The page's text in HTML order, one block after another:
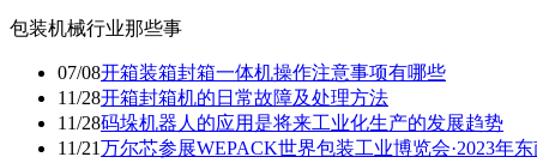
包装机械行业那些事
07/08开箱装箱封箱一体机操作注意事项有哪些
11/28开箱封箱机的日常故障及处理方法
11/28码垛机器人的应用是将来工业化生产的发展趋势
11/21万尔芯参展WEPACK世界包装工业博览会·2023年